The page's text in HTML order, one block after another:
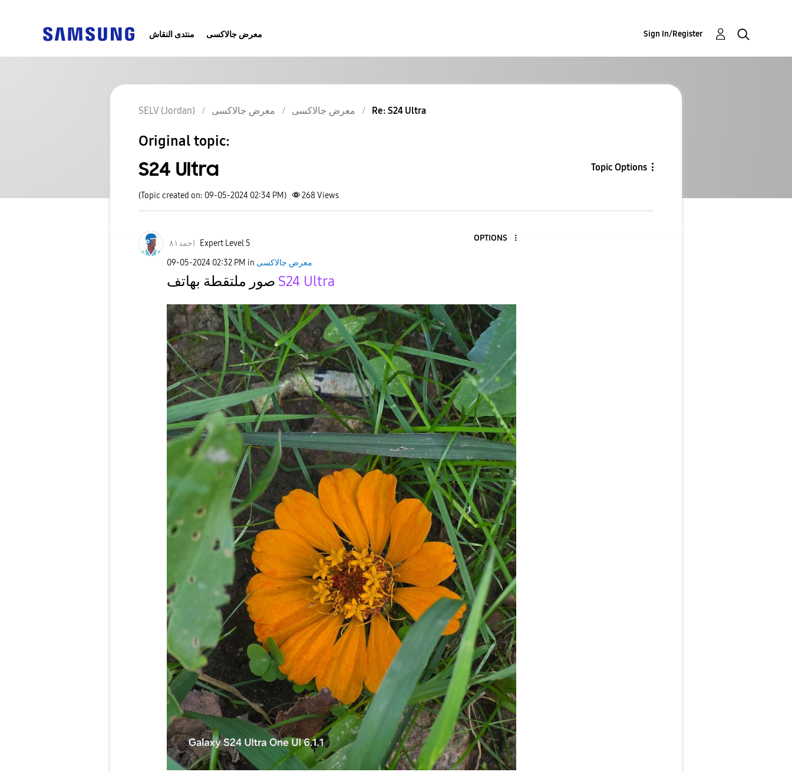
منتدى النقاش معرض جالاكسى Sign In/Register
SELV (Jordan) معرض جالاكسى معرض جالاكسى Re: S24 Ultra
Original topic:
S24 Ultra Topic Options
(Topic created on: 09-05-2024 02:34 PM) 268Views
احمد٨١ Expert Level 5
OPTIONS
‎09-05-2024 02:32 PM in معرض جالاكسى
S24 Ultra